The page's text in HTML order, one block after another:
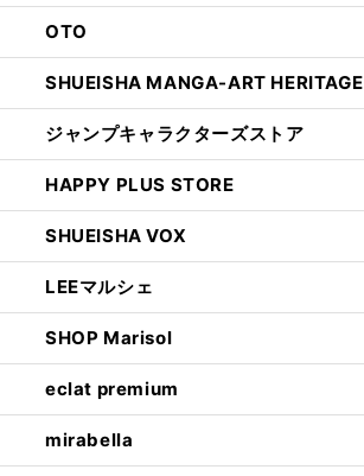
OTO
SHUEISHA MANGA-ART HERITAGE
ジャンプキャラクターズストア
HAPPY PLUS STORE
SHUEISHA VOX
LEEマルシェ
SHOP Marisol
eclat premium
mirabella